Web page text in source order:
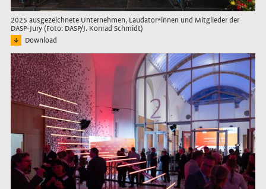
2025 ausgezeichnete Unternehmen, Laudator*innen und Mitglieder der
DASP-Jury (Foto: DASP/J. Konrad Schmidt)
Download
Link öffnet das Bild in Lightbox